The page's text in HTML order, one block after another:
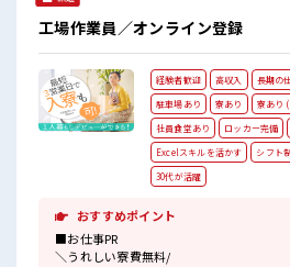
工場作業員／オンライン登録
経験者歓迎 高収入 長期の
駐車場あり
寮あり 寮あり
社員食堂あり
ロッカー完備
Excelスキルを活かす
シフト
30代が活躍
おすすめポイント
■お仕事PR
＼うれしい寮費無料/